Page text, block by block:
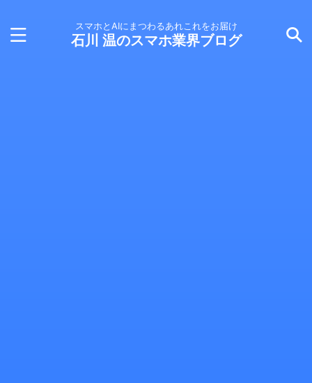
スマホとAIにまつわるあれこれをお届け
石川 温のスマホ業界ブログ